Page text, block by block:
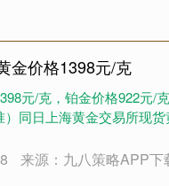
金价格1398元/克
元/克，铂金价格922元/
同日上海黄金交易所现货
来源：九八策略APP下